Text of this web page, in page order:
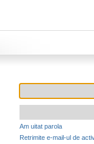
Am uitat parola
Retrimite e-mail-ul de